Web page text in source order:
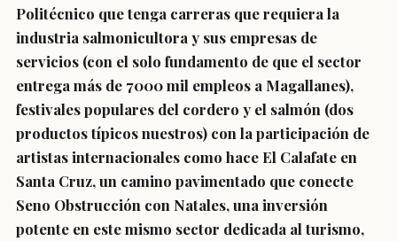
Politécnico que tenga carreras que requiera la
industria salmonicultora y sus empresas de
servicios (con el solo fundamento de que el sector
entrega más de 7000 mil empleos a Magallanes),
festivales populares del cordero y el salmón (dos
productos típicos nuestros) con la participación de
artistas internacionales como hace El Calafate en
Santa Cruz, un camino pavimentado que conecte
Seno Obstrucción con Natales, una inversión
potente en este mismo sector dedicada al turismo,